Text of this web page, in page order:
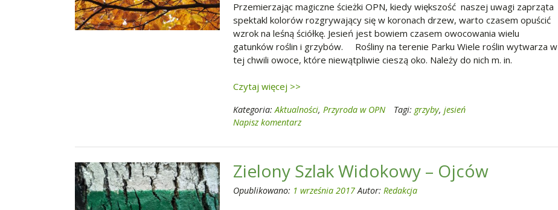
Przemierzając magiczne ścieżki OPN, kiedy większość naszej uwagi zaprząta
spektakl kolorów rozgrywający się w koronach drzew, warto czasem opuścić
wzrok na leśną ściółkę. Jesień jest bowiem czasem owocowania wielu
gatunków roślin i grzybów. Rośliny na terenie Parku Wiele roślin wytwarza w
tej chwili owoce, które niewątpliwie cieszą oko. Należy do nich m. in.
Czytaj więcej >>
Kategoria:Aktualności, Przyroda w OPN Tagi: grzyby, jesień
Napisz komentarz
Zielony Szlak Widokowy – Ojców
Opublikowano: 1 września 2017Autor: Redakcja